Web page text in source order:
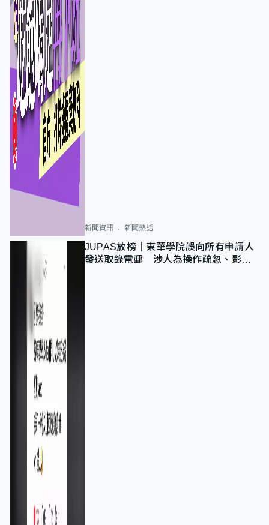
新聞資訊 新聞熱話
JUPAS放榜｜東華學院誤向所有申請人
發送取錄電郵 涉人為操作疏忽、影響